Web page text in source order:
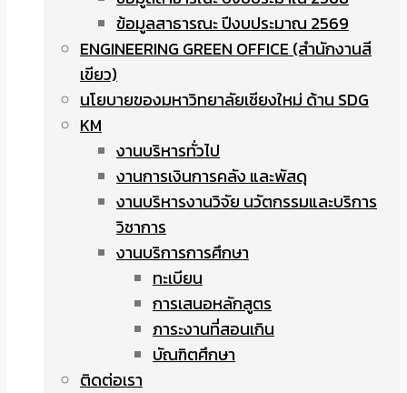
ข้อมูลสาธารณะ ปีงบประมาณ 2569
ENGINEERING GREEN OFFICE (สำนักงานสี
เขียว)
นโยบายของมหาวิทยาลัยเชียงใหม่ ด้าน SDG
KM
งานบริหารทั่วไป
งานการเงินการคลัง และพัสดุ
งานบริหารงานวิจัย นวัตกรรมและบริการ
วิชาการ
งานบริการการศึกษา
ทะเบียน
การเสนอหลักสูตร
ภาระงานที่สอนเกิน
บัณฑิตศึกษา
ติดต่อเรา